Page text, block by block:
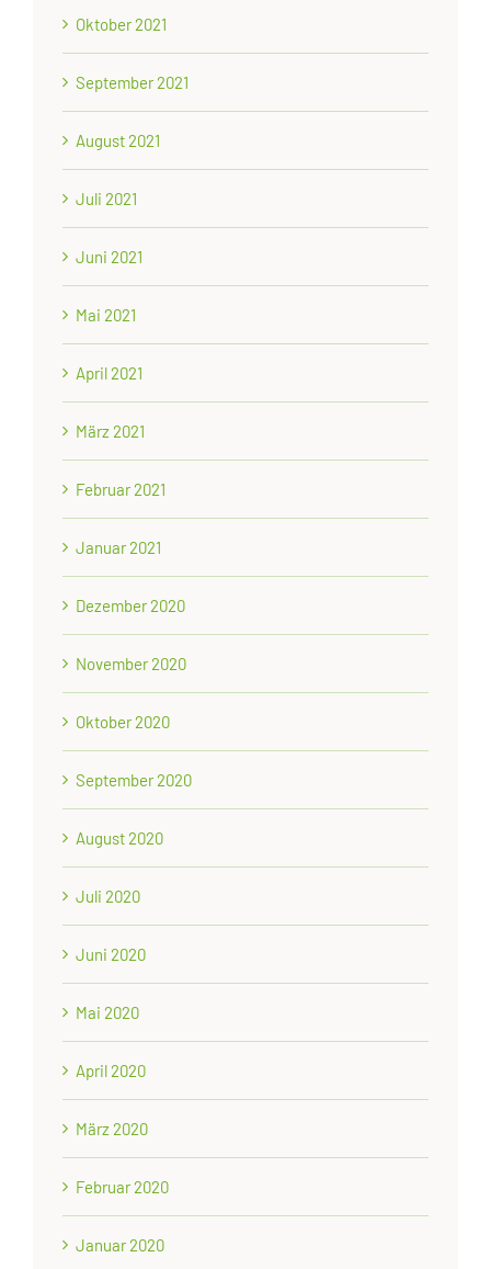
Oktober 2021
September 2021
August 2021
Juli 2021
Juni 2021
Mai 2021
April 2021
März 2021
Februar 2021
Januar 2021
Dezember 2020
November 2020
Oktober 2020
September 2020
August 2020
Juli 2020
Juni 2020
Mai 2020
April 2020
März 2020
Februar 2020
Januar 2020